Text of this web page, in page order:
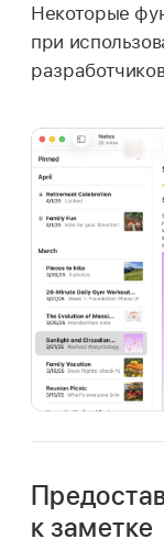
Некоторые
при
к заметке